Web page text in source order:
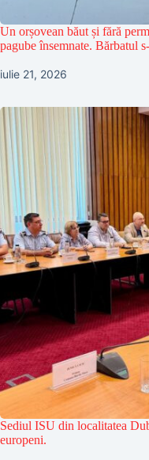
Un orșovean băut și fără
pagube însemnate. Bărbatul
iulie 21, 2026
Sediul ISU din localitatea
europeni.